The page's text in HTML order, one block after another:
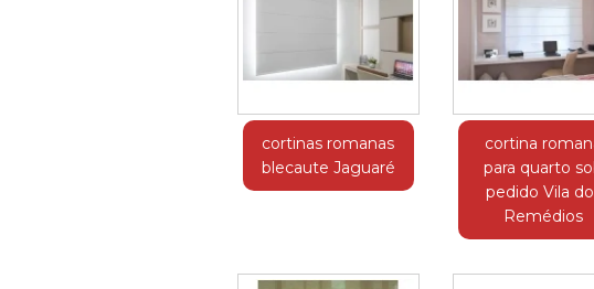
cortinas romanas
blecaute Jaguaré
cortina
para quarto
pedido Vila
Remédios